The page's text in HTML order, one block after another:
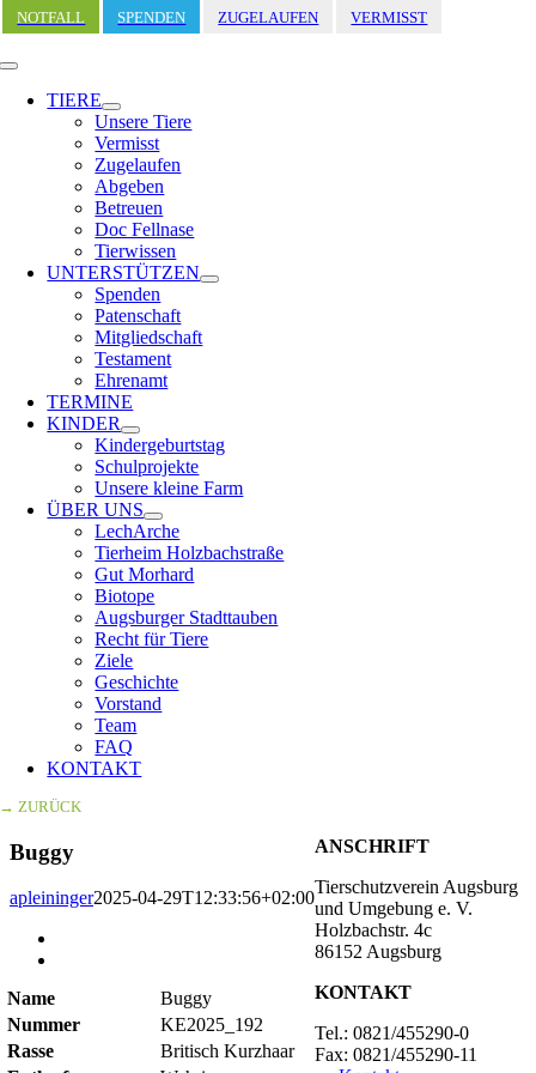
Zum
Inhalt
springen
NOTFALL SPENDEN ZUGELAUFEN VERMISST
Toggle
Navigation
TIERE
Unsere Tiere
Vermisst
Zugelaufen
Abgeben
Betreuen
Doc Fellnase
Tierwissen
UNTERSTÜTZEN
Spenden
Patenschaft
Mitgliedschaft
Testament
Ehrenamt
TERMINE
KINDER
Kindergeburtstag
Schulprojekte
Unsere kleine Farm
ÜBER UNS
LechArche
Tierheim Holzbachstraße
Gut Morhard
Biotope
Augsburger Stadttauben
Recht für Tiere
Ziele
Geschichte
Vorstand
Team
FAQ
KONTAKT
→ ZURÜCK
Buggy
apleininger2025-04-29T12:33:56+02:00
Name
Buggy
Nummer
KE2025_192
Rasse
Britisch Kurzhaar
ANSCHRIFT
Tierschutzverein Augsburg
und Umgebung e. V.
Holzbachstr. 4c
86152 Augsburg
KONTAKT
Tel.: 0821/455290-0
Fax: 0821/455290-11